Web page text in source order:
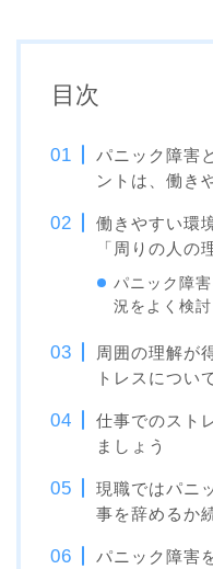
目次
パニック障害
ントは、働き
働きやすい環
「周りの人の
パニック障
況をよく検
周囲の理解が
トレスについ
仕事でのスト
ましょう
現職ではパニ
事を辞めるか
パニック障害